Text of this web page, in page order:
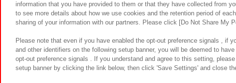
食品のご提供に
information that you have provided to them or that they have collected from
to see more details about how we use cookies and the retention period of
sharing of your information with our partners. Please click [Do Not Share My
Please note that even if you have enabled the opt-out preference signals , if
and other identifiers on the following setup banner, you will be deemed to
opt-out preference signals . If you understand and agree to this setting,
setup banner by clicking the link below, then click 'Save Settings' and close